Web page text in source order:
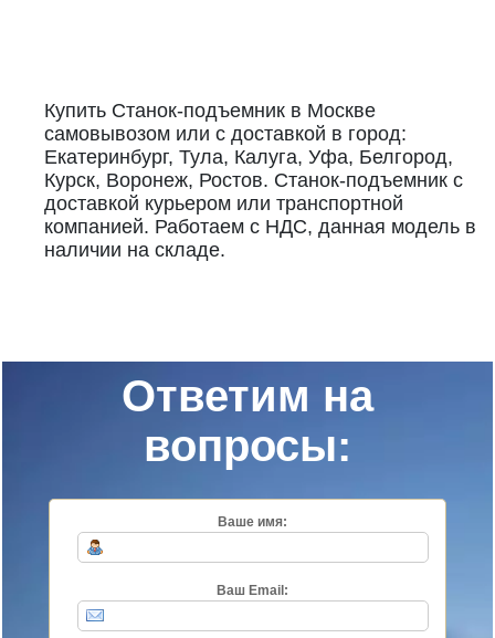
Купить Станок-подъемник в Москве
самовывозом или с доставкой в город:
Екатеринбург, Тула, Калуга, Уфа, Белгород,
Курск, Воронеж, Ростов. Станок-подъемник с
доставкой курьером или транспортной
компанией. Работаем с НДС, данная модель в
наличии на складе.
Ответим на
вопросы:
Ваше имя:
Ваш Email: